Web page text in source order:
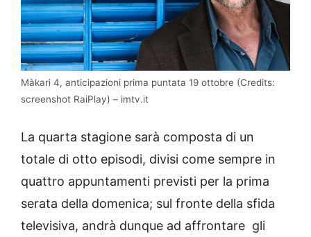
Màkari 4, anticipazioni prima puntata 19 ottobre (Credits:
screenshot RaiPlay) – imtv.it
La quarta stagione sarà composta di un
totale di otto episodi, divisi come sempre in
quattro appuntamenti previsti per la prima
serata della domenica; sul fronte della sfida
televisiva, andrà dunque ad affrontare gli